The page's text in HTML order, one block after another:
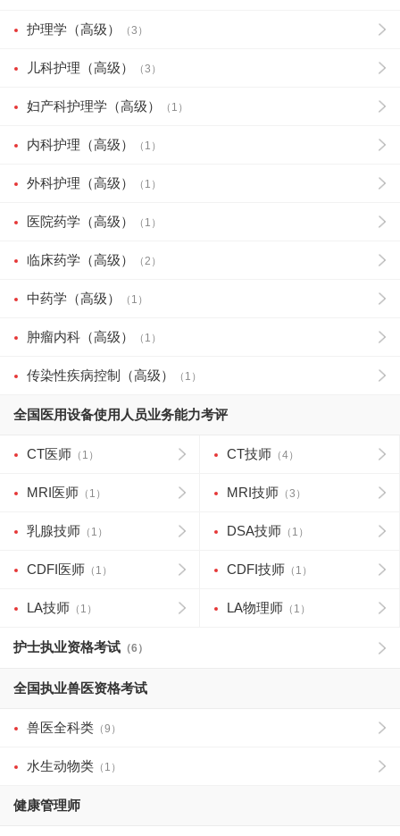
护理学（高级） （3）
儿科护理（高级） （3）
妇产科护理学（高级） （1）
内科护理（高级） （1）
外科护理（高级） （1）
医院药学（高级） （1）
临床药学（高级） （2）
中药学（高级） （1）
肿瘤内科（高级） （1）
传染性疾病控制（高级） （1）
全国医用设备使用人员业务能力考评
CT医师 （1） CT技师 （4）
MRI医师 （1） MRI技师 （3）
乳腺技师 （1） DSA技师 （1）
CDFI医师 （1） CDFI技师 （1）
LA技师 （1） LA物理师 （1）
护士执业资格考试 （6）
全国执业兽医资格考试
兽医全科类 （9）
水生动物类 （1）
健康管理师